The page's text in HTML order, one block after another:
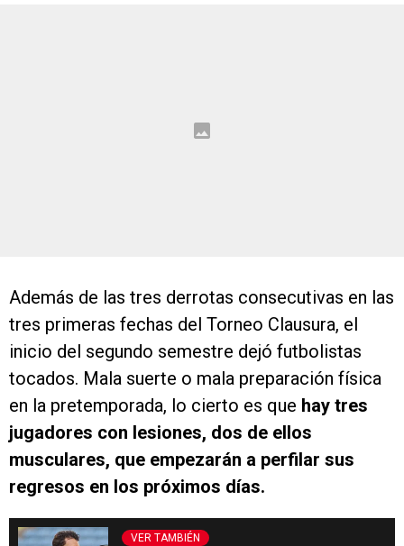
Además de las tres derrotas consecutivas en las
tres primeras fechas del Torneo Clausura, el
inicio del segundo semestre dejó futbolistas
tocados. Mala suerte o mala preparación física
en la pretemporada, lo cierto es que hay tres
jugadores con lesiones, dos de ellos
musculares, que empezarán a perfilar sus
regresos en los próximos días.
VER TAMBIÉN